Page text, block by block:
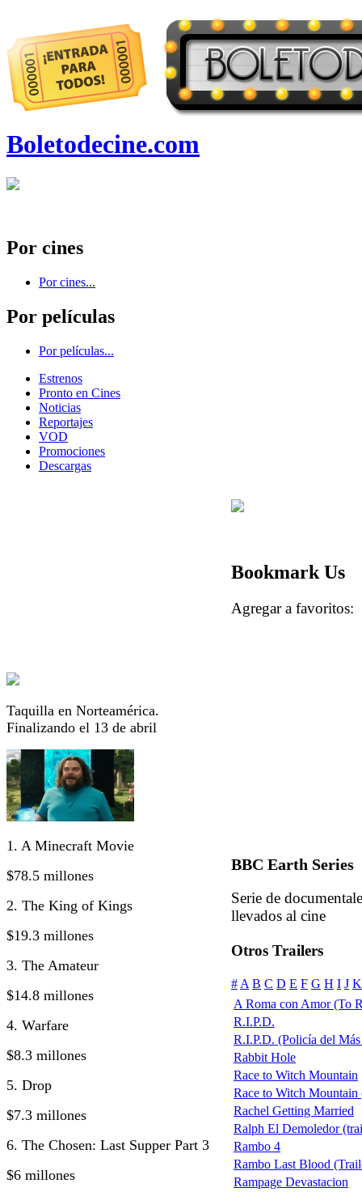
Boletodecine.com
Por cines
Por cines...
Por películas
Por películas...
Estrenos
Pronto en Cines
Noticias
Reportajes
VOD
Promociones
Descargas
Taquilla en Norteamérica.
Finalizando el 13 de abril
1. A Minecraft Movie
$78.5 millones
2. The King of Kings
$19.3 millones
3. The Amateur
$14.8 millones
4. Warfare
$8.3 millones
5. Drop
$7.3 millones
6. The Chosen: Last Supper Part 3
$6 millones
Bookmark Us
Agregar a
BBC Earth Series
Serie de
llevados al cine
Otros Trailers
# A B C D E F G H I J K
A Roma con Amor (To
R.I.P.D.
R.I.P.D. (Policía del
Rabbit Hole
Race to Witch Mountain
Race to Witch Mountain
Rachel Getting Married
Ralph El Demoledor
Rambo 4
Rambo Last Blood
Rampage Devastacion